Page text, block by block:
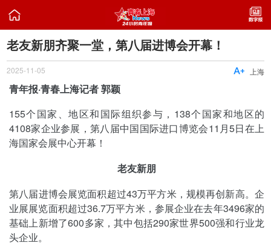

老友新朋齐聚一堂，第八届进博会开幕！
2025-11-05 上海

青年报·青春上海记者 郭颖
155个国家、地区和国际组织参与，138个国家和地区的
4108家企业参展，第八届中国国际进口博览会11月5日在上
海国家会展中心开幕！
老友新朋
第八届进博会展览面积超过43万平方米，规模再创新高。企
业展展览面积超过36.7万平方米，参展企业在去年3496家的
基础上新增了600多家，其中包括290家世界500强和行业龙
头企业。